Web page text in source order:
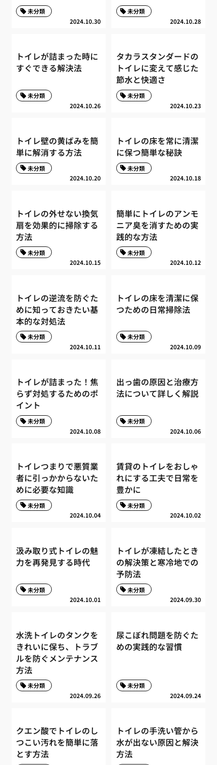
2024.10.30
未分類
2024.10.28
未分類
トイレが詰まった時に
すぐできる解決法
2024.10.26
未分類
タカラスタンダードの
トイレに変えて感じた
節水と快適さ
2024.10.23
未分類
トイレ壁の黄ばみを簡
単に解消する方法
2024.10.20
未分類
トイレの床を常に清潔
に保つ簡単な秘訣
2024.10.18
未分類
トイレの外せない換気
扇を効果的に掃除する
方法
2024.10.15
未分類
簡単にトイレのアンモ
ニア臭を消すための実
践的な方法
2024.10.12
未分類
トイレの逆流を防ぐた
めに知っておきたい基
本的な対処法
2024.10.11
未分類
トイレの床を清潔に保
つための日常掃除法
2024.10.09
未分類
トイレが詰まった！焦
らず対処するためのポ
イント
2024.10.08
未分類
出っ歯の原因と治療方
法について詳しく解説
2024.10.06
未分類
トイレつまりで悪質業
者に引っかからないた
めに必要な知識
2024.10.04
未分類
賃貸のトイレをおしゃ
れにする工夫で日常を
豊かに
2024.10.02
未分類
汲み取り式トイレの魅
力を再発見する時代
2024.10.01
未分類
トイレが凍結したとき
の解決策と寒冷地での
予防法
2024.09.30
未分類
水洗トイレのタンクを
きれいに保ち、トラブ
ルを防ぐメンテナンス
方法
2024.09.26
未分類
尿こぼれ問題を防ぐた
めの実践的な習慣
2024.09.24
未分類
クエン酸でトイレのし
つこい汚れを簡単に落
とす方法
トイレの手洗い管から
水が出ない原因と解決
方法